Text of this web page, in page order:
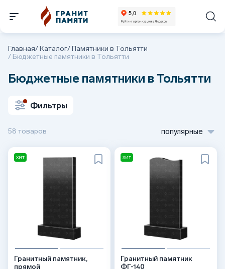
Главная/Каталог/Памятники в Тольятти
/ Бюджетные памятники в Тольятти
Бюджетные памятники в Тольятти
Фильтры
58 товаров популярные
ХИТ
Гранитный памятник,
прямой
ХИТ
Гранитный памятник
ФГ-140